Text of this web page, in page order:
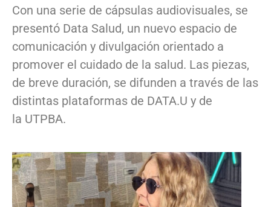
Con una serie de cápsulas audiovisuales, se
presentó Data Salud, un nuevo espacio de
comunicación y divulgación orientado a
promover el cuidado de la salud. Las piezas,
de breve duración, se difunden a través de las
distintas plataformas de DATA.U y de
la UTPBA.